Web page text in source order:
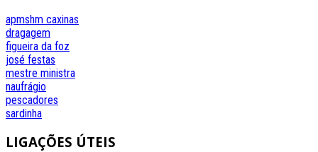
apmshm caxinas
dragagem
figueira da foz
josé festas
mestre ministra
naufrágio
pescadores
sardinha
LIGAÇÕES ÚTEIS